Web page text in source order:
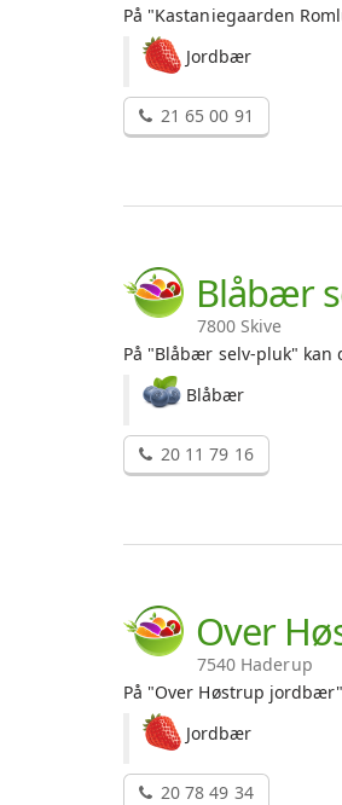
På "Kastaniegaarden
Jordbær
21 65 00 91
Blåbær
7800 Skive
På "Blåbær selv-pluk" kan
Blåbær
20 11 79 16
Over
7540 Haderup
På "Over Høstrup
Jordbær
20 78 49 34